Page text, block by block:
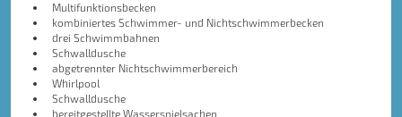
Multifunktionsbecken
kombiniertes Schwimmer- und Nichtschwimmerbecken
drei Schwimmbahnen
Schwalldusche
abgetrennter Nichtschwimmerbereich
Whirlpool
Schwalldusche
bereitgestellte Wasserspielsachen